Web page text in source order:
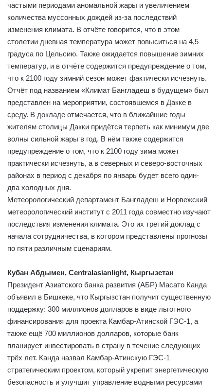
частыми периодами аномальной жары и увеличением
количества муссонных дождей из-за последствий
изменения климата. В отчёте говорится, что в этом
столетии дневная температура может повыситься на 4,5
градуса по Цельсию. Также ожидается повышение зимних
температур, и в отчёте содержится предупреждение о том,
что к 2100 году зимний сезон может фактически исчезнуть.
Отчёт под названием «Климат Бангладеш в будущем» был
представлен на мероприятии, состоявшемся в Дакке в
среду. В докладе отмечается, что в ближайшие годы
жителям столицы Дакки придётся терпеть как минимум две
волны сильной жары в год. В нём также содержится
предупреждение о том, что к 2100 году зима может
практически исчезнуть, а в северных и северо-восточных
районах в период с декабря по январь будет всего один-
два холодных дня.
Метеорологический департамент Бангладеш и Норвежский
метеорологический институт с 2011 года совместно изучают
последствия изменения климата. Это их третий доклад с
начала сотрудничества, в котором представлены прогнозы
по пяти различным сценариям.
Кубан Абдымен, Centralasianlight, Кыргызстан
Президент Азиатского банка развития (АБР) Масато Канда
объявил в Бишкеке, что Кыргызстан получит существенную
поддержку: 300 миллионов долларов в виде льготного
финансирования для проекта Камбар-Атинской ГЭС-1, а
также ещё 700 миллионов долларов, которые банк
планирует инвестировать в страну в течение следующих
трёх лет. Канда назвал Камбар-Атинскую ГЭС-1
стратегическим проектом, который укрепит энергетическую
безопасность и улучшит управление водными ресурсами